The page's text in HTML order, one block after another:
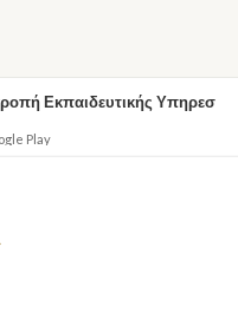
Εκπαιδευτικής Υπηρεσ
Play